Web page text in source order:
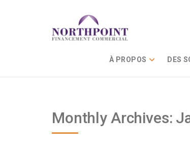
À PROPOS DES
Monthly Archives: